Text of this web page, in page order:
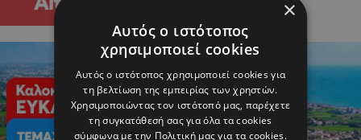
×
Αυτός ο ιστότοπος
χρησιμοποιεί cookies
Αυτός ο ιστότοπος χρησιμοποιεί cookies για
τη βελτίωση της εμπειρίας των χρηστών.
Χρησιμοποιώντας τον ιστότοπό μας, παρέχετε
τη συγκατάθεσή σας για όλα τα cookies
σύμφωνα με την Πολιτική μας για τα cookies.